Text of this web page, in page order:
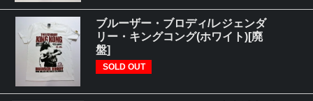
ブルーザー・ブロディ/レジェンダ
リー・キングコング(ホワイト)[廃
盤]
SOLD OUT